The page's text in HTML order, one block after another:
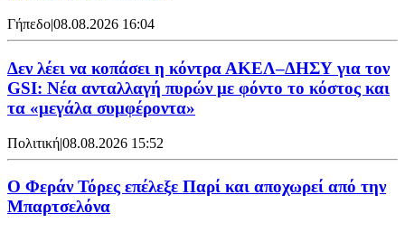
Γήπεδο|08.08.2026 16:04
Δεν λέει να κοπάσει η κόντρα ΑΚΕΛ–ΔΗΣΥ για τον
GSI: Νέα ανταλλαγή πυρών με φόντο το κόστος και
τα «μεγάλα συμφέροντα»
Πολιτική|08.08.2026 15:52
Ο Φεράν Τόρες επέλεξε Παρί και αποχωρεί από την
Μπαρτσελόνα